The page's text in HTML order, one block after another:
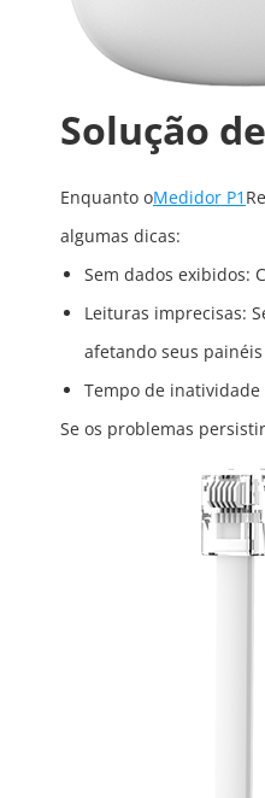
Solução
Enquanto oMedidor P1
algumas dicas:
Sem dados exibidos:
Leituras imprecisas:
afetando seus
Tempo de
Se os problemas